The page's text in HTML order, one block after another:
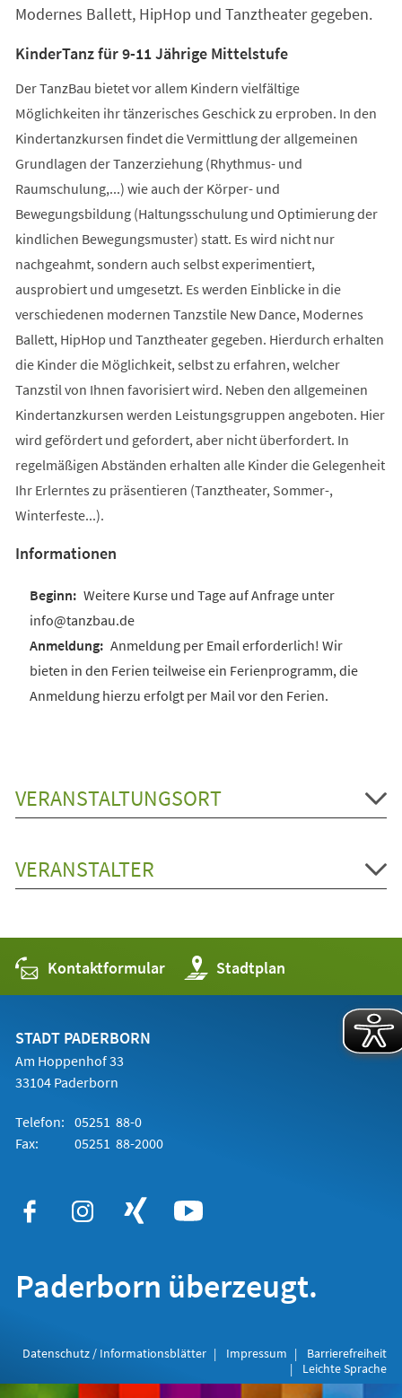
Modernes Ballett, HipHop und Tanztheater gegeben.
KinderTanz für 9-11 Jährige Mittelstufe
Der TanzBau bietet vor allem Kindern vielfältige
Möglichkeiten ihr tänzerisches Geschick zu erproben. In den
Kindertanzkursen findet die Vermittlung der allgemeinen
Grundlagen der Tanzerziehung (Rhythmus- und
Raumschulung,...) wie auch der Körper- und
Bewegungsbildung (Haltungsschulung und Optimierung der
kindlichen Bewegungsmuster) statt. Es wird nicht nur
nachgeahmt, sondern auch selbst experimentiert,
ausprobiert und umgesetzt. Es werden Einblicke in die
verschiedenen modernen Tanzstile New Dance, Modernes
Ballett, HipHop und Tanztheater gegeben. Hierdurch erhalten
die Kinder die Möglichkeit, selbst zu erfahren, welcher
Tanzstil von Ihnen favorisiert wird. Neben den allgemeinen
Kindertanzkursen werden Leistungsgruppen angeboten. Hier
wird gefördert und gefordert, aber nicht überfordert. In
regelmäßigen Abständen erhalten alle Kinder die Gelegenheit
Ihr Erlerntes zu präsentieren (Tanztheater, Sommer-,
Winterfeste...).
Informationen
Weitere Kurse und Tage auf Anfrage unter
info@tanzbau.de
Anmeldung per Email erforderlich! Wir
bieten in den Ferien teilweise ein Ferienprogramm, die
Anmeldung hierzu erfolgt per Mail vor den Ferien.
VERANSTALTUNGSORT
VERANSTALTER
Kontaktformular Stadtplan
(Öffnet
in
einem
STADT PADERBORN
Am Hoppenhof 33
33104 Paderborn
Telefon: 05251 88-0
Fax:
05251 88-2000
Paderborn überzeugt.
Datenschutz / Informationsblätter Impressum
Barrierefreiheit
Leichte Sprache